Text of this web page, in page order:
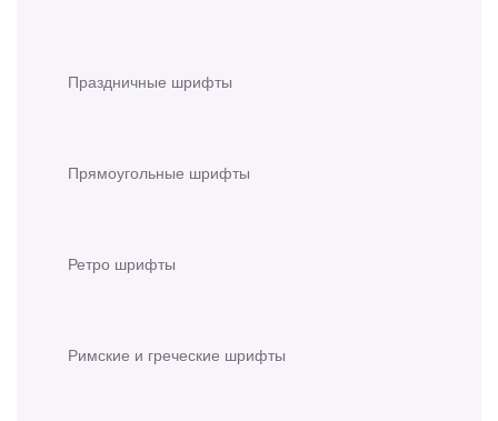
Праздничные шрифты
Прямоугольные шрифты
Ретро шрифты
Римские и греческие шрифты